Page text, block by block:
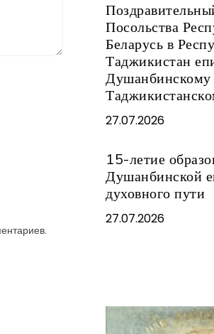
Посольства
Беларусь в
Таджикистан
Душанбинскому
27.07.2026
15-летие
Душанбинской
духовного пути
27.07.2026